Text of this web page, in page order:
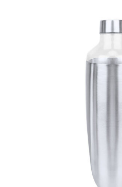
Vrije tijd & outdoor